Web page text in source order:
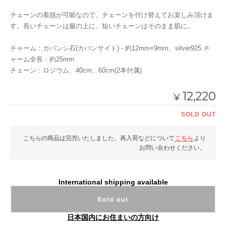
チェーンの着脱が可能なので、チェーンを付け替えてお楽しみ頂けま
す。長いチェーンは服の上に、短いチェーンはそのまま肌に。
チャーム：カバンシ石(カバンサイト) - 約12mm×9mm、silver925 チ
ャーム全長：約25mm
チェーン：ロジウム、40cm、60cm(2本付属)
¥ 12,220
SOLD OUT
こちらの商品は完売いたしました。再入荷などについて こちら より
お問い合わせください。
International shipping available
Sold out
日本国内にお住まいの方向け